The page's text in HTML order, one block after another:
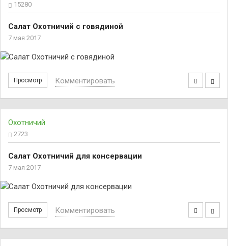
15280
Салат Охотничий с говядиной
7 мая 2017
Просмотр Комментировать
Охотничий
2723
Салат Охотничий для консервации
7 мая 2017
Просмотр Комментировать